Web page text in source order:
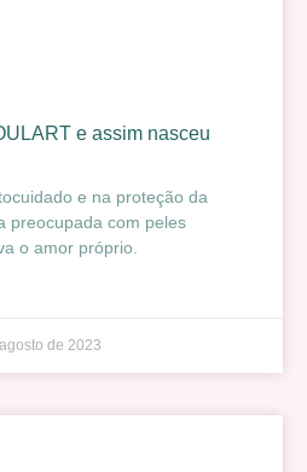
e assim nasceu
e na proteção da
preocupada com peles
o amor próprio.
de 2023